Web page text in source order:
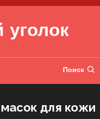
Поиск
для кожи